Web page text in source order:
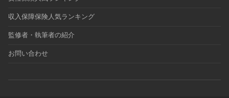
収入保障保険人気ランキング
監修者・執筆者の紹介
お問い合わせ